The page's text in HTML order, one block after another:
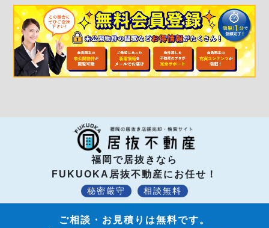
福岡で居抜きなら
FUKUOKA居抜不動産にお任せ！
秘密厳守 相談無料
ご相談・お見積りは無料です。